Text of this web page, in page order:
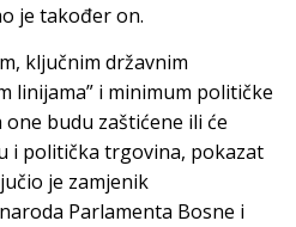
je također on.
ključnim državnim
linijama” i minimum političke
budu zaštićene ili će
i politička trgovina, pokazat
je zamjenik
Parlamenta Bosne i